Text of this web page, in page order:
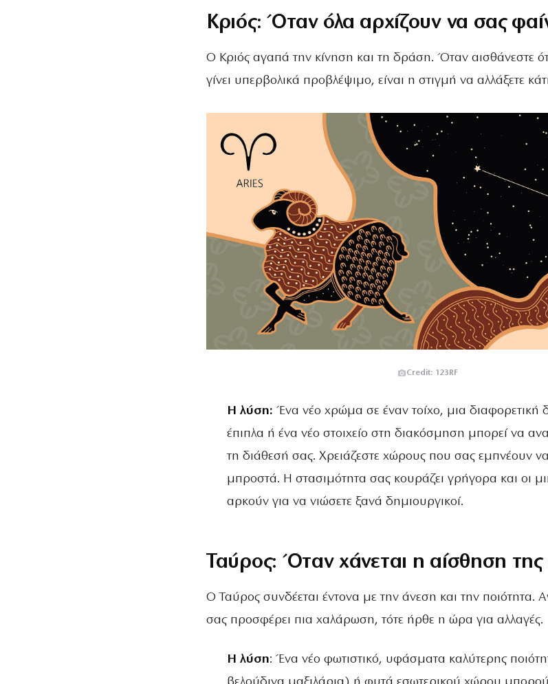
Κριός: Όταν όλα αρχίζουν να σας
Ο Κριός αγαπά την κίνηση και τη δράση. Όταν αισθάνεστε ότι
γίνει υπερβολικά προβλέψιμο, είναι η στιγμή να αλλάξετε
Credit: 123RF
Η λύση: Ένα νέο χρώμα σε έναν τοίχο, μια διαφορετική
έπιπλα ή ένα νέο στοιχείο στη διακόσμηση μπορεί να
τη διάθεσή σας. Χρειάζεστε χώρους που σας εμπνέουν
μπροστά. Η στασιμότητα σας κουράζει γρήγορα και οι
αρκούν για να νιώσετε ξανά δημιουργικοί.
Ταύρος: Όταν χάνεται η αίσθηση της
Ο Ταύρος συνδέεται έντονα με την άνεση και την ποιότητα.
σας προσφέρει πια χαλάρωση, τότε ήρθε η ώρα για αλλαγές.
Η λύση: Ένα νέο φωτιστικό, υφάσματα καλύτερης